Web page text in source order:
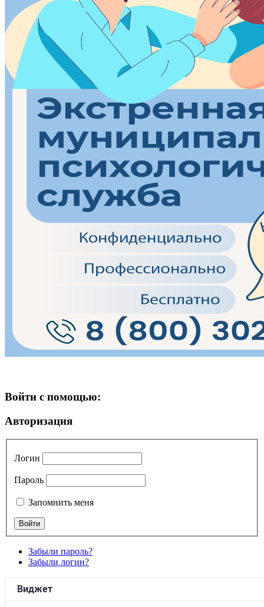
Войти с помощью:
Авторизация
Логин
Пароль
Запомнить меня
Забыли пароль?
Забыли логин?